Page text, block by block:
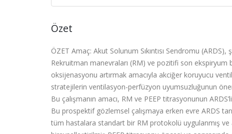
Özet
ÖZET Amaç: Akut Solunum Sıkıntısı Sendromu
Rekruitman manevraları (RM) ve pozitifi son ekspiryum
oksijenasyonu artırmak amacıyla akciğer koruyucu
stratejilerin ventilasyon-perfüzyon uyumsuzluğunun
Bu çalışmanın amacı, RM ve PEEP titrasyonunun
Bu prospektif gözlemsel çalışmaya erken evre ARDS
tüm hastalara standart bir RM protokolü uygulanmış